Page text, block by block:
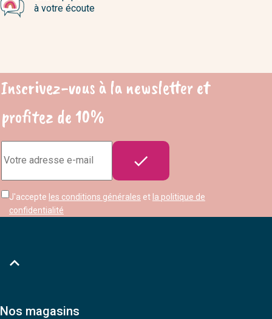
à votre écoute
Inscrivez-vous à la newsletter et
profitez de 10%
e-
mail

J'accepte les conditions générales et la politique de
confidentialité

Nos magasins